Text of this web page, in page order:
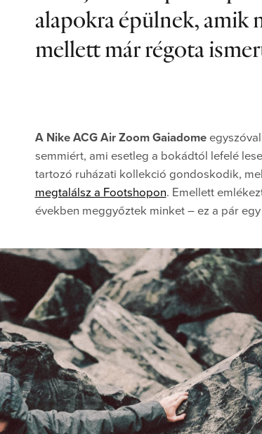
alapokra épülnek, amik
mellett már régota
A Nike ACG Air Zoom Gaiadome
semmiért, ami esetleg a bokádtól lefelé
tartozó ruházati kollekció gondoskodik,
megtalálsz a Footshopon. Emellett
években meggyőztek minket – ez a pár